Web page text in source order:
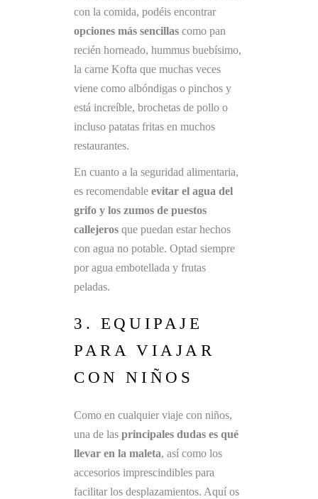
con la comida, podéis encontrar
opciones más sencillas como pan
recién horneado, hummus buebísimo,
la carne Kofta que muchas veces
viene como albóndigas o pinchos y
está increíble, brochetas de pollo o
incluso patatas fritas en muchos
restaurantes.
En cuanto a la seguridad alimentaria,
es recomendable evitar el agua del
grifo y los zumos de puestos
callejeros que puedan estar hechos
con agua no potable. Optad siempre
por agua embotellada y frutas
peladas.
3. EQUIPAJE
PARA VIAJAR
CON NIÑOS
Como en cualquier viaje con niños,
una de las principales dudas es qué
llevar en la maleta, así como los
accesorios imprescindibles para
facilitar los desplazamientos. Aquí os